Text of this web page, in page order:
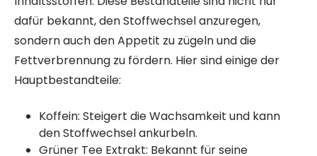
dafür bekannt, den Stoffwechsel anzuregen,
sondern auch den Appetit zu zügeln und die
Fettverbrennung zu fördern. Hier sind einige der
Hauptbestandteile:
Koffein: Steigert die Wachsamkeit und kann
den Stoffwechsel ankurbeln.
Grüner Tee Extrakt: Bekannt für seine